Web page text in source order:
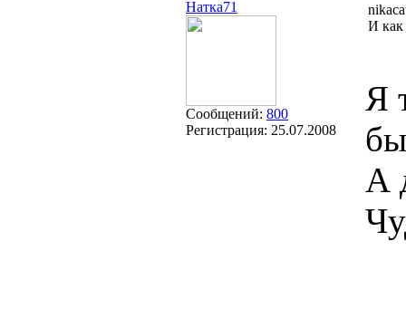
Натка71
Сообщений: 800
Регистрация: 25.07.2008
И как
Я
А